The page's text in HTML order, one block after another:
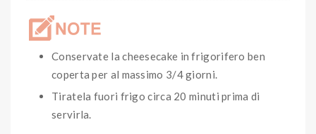
Conservate la cheesecake in frigorifero ben
coperta per al massimo 3/4 giorni.
Tiratela fuori frigo circa 20 minuti prima di
servirla.